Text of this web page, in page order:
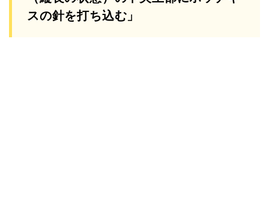
スの針を打ち込む」